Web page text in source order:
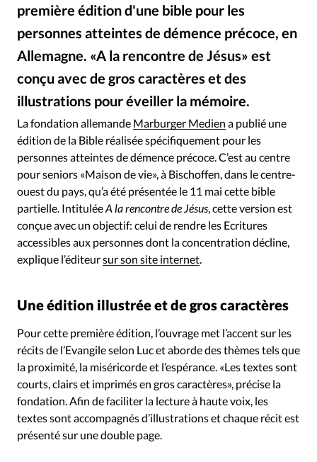
Se connecter
Devise:CHF
RUBRIQUES
Toute l'actualité Bible Culture
Economie
Eglises
Histoire Laicité
Liberté religieuse
Mission
Monde People Politique
Religions
Société
première édition d'une bible pour les
personnes atteintes de démence précoce, en
Allemagne. «A la rencontre de Jésus» est
conçu avec de gros caractères et des
illustrations pour éveiller la mémoire.
©Marburger Medien
La fondation allemande Marburger Medien a publié une
édition de la Bible réalisée spécifiquement pour les
personnes atteintes de démence précoce. C’est au centre
pour seniors «Maison de vie», à Bischoffen, dans le centre-
ouest du pays, qu’a été présentée le 11 mai cette bible
partielle. IntituléeA la rencontre de Jésus , cette version est
conçue avec un objectif: celui de rendre les Ecritures
accessibles aux personnes dont la concentration décline,
explique l’éditeursur son site internet
Une édition illustrée et de gros caractères
Pour cette première édition, l’ouvrage met l’accent sur les
récits de l’Evangile selon Luc et aborde des thèmes tels que
la proximité, la miséricorde et l’espérance. «Les textes sont
courts, clairs et imprimés en gros caractères», précise la
fondation. Afin de faciliter la lecture à haute voix, les
textes sont accompagnés d’illustrations et chaque récit est
présenté sur une double page.